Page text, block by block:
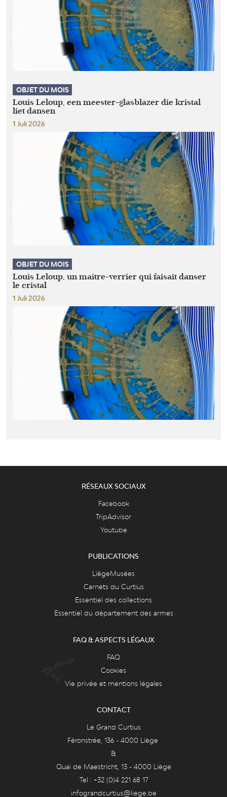
OBJET DU MOIS
Louis Leloup, een meester-glasblazer die kristal
liet dansen
1 Juli 2026
OBJET DU MOIS
Louis Leloup, un maître-verrier qui faisait danser
le cristal
1 Juli 2026
RÉSEAUX SOCIAUX
Facebook
TripAdvisor
Youtube
PUBLICATIONS
LiègeMusées
Carnets du Curtius
Essentiel des collections
Essentiel du département des armes
FAQ & ASPECTS LÉGAUX
FAQ
Cookies
Vie privée et mentions légales
CONTACT
Le Grand Curtius
Féronstrée, 136 - 4000 Liège
&
Quai de Maestricht, 13 - 4000 Liège
Tel : +32 (0)4 221 68 17
infograndcurtius@liege.be